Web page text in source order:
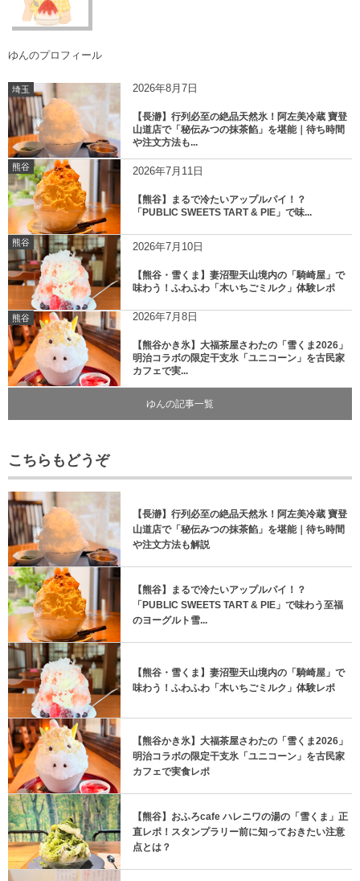
ゆんのプロフィール
埼玉 2026年8月7日
【長瀞】行列必至の絶品天然氷！阿左美冷蔵 寶登
山道店で「秘伝みつの抹茶餡」を堪能｜待ち時間
や注文方法も...
熊谷 2026年7月11日
【熊谷】まるで冷たいアップルパイ！？
「PUBLIC SWEETS TART & PIE」で味...
熊谷 2026年7月10日
【熊谷・雪くま】妻沼聖天山境内の「騎崎屋」で
味わう！ふわふわ「木いちごミルク」体験レポ
熊谷 2026年7月8日
【熊谷かき氷】大福茶屋さわたの「雪くま2026」
明治コラボの限定干支氷「ユニコーン」を古民家
カフェで実...
ゆんの記事一覧
こちらもどうぞ
【長瀞】行列必至の絶品天然氷！阿左美冷蔵 寶登
山道店で「秘伝みつの抹茶餡」を堪能｜待ち時間
や注文方法も解説
【熊谷】まるで冷たいアップルパイ！？
「PUBLIC SWEETS TART & PIE」で味わう至福
のヨーグルト雪...
【熊谷・雪くま】妻沼聖天山境内の「騎崎屋」で
味わう！ふわふわ「木いちごミルク」体験レポ
【熊谷かき氷】大福茶屋さわたの「雪くま2026」
明治コラボの限定干支氷「ユニコーン」を古民家
カフェで実食レポ
【熊谷】おふろcafe ハレニワの湯の「雪くま」正
直レポ！スタンプラリー前に知っておきたい注意
点とは？